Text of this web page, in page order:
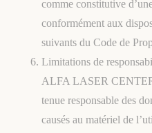
comme constitutive
conformément aux
suivants du Code de
Limitations de
ALFA LASER
tenue responsable des
causés au matériel de